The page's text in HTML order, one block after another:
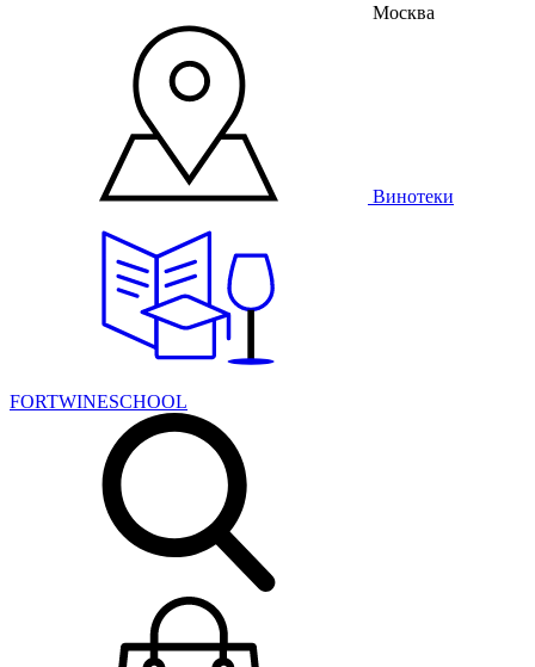
Москва
Винотеки
FORTWINESCHOOL